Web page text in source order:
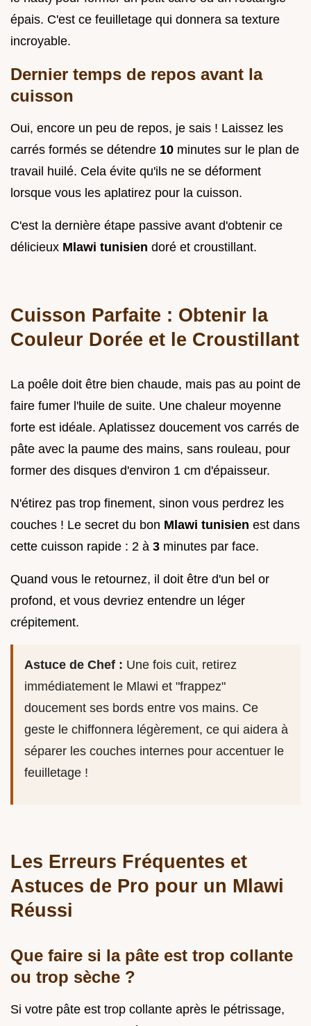
épais. C'est ce feuilletage qui donnera sa texture
incroyable.
Dernier temps de repos avant la
cuisson
Oui, encore un peu de repos, je sais ! Laissez les
carrés formés se détendre 10 minutes sur le plan de
travail huilé. Cela évite qu'ils ne se déforment
lorsque vous les aplatirez pour la cuisson.
C'est la dernière étape passive avant d'obtenir ce
délicieux Mlawi tunisien doré et croustillant.
Cuisson Parfaite : Obtenir la
Couleur Dorée et le Croustillant
La poêle doit être bien chaude, mais pas au point de
faire fumer l'huile de suite. Une chaleur moyenne
forte est idéale. Aplatissez doucement vos carrés de
pâte avec la paume des mains, sans rouleau, pour
former des disques d'environ 1 cm d'épaisseur.
N'étirez pas trop finement, sinon vous perdrez les
couches ! Le secret du bon Mlawi tunisien est dans
cette cuisson rapide : 2 à 3 minutes par face.
Quand vous le retournez, il doit être d'un bel or
profond, et vous devriez entendre un léger
crépitement.
Astuce de Chef : Une fois cuit, retirez
immédiatement le Mlawi et "frappez"
doucement ses bords entre vos mains. Ce
geste le chiffonnera légèrement, ce qui aidera à
séparer les couches internes pour accentuer le
feuilletage !
Les Erreurs Fréquentes et
Astuces de Pro pour un Mlawi
Réussi
Que faire si la pâte est trop collante
ou trop sèche ?
Si votre pâte est trop collante après le pétrissage,